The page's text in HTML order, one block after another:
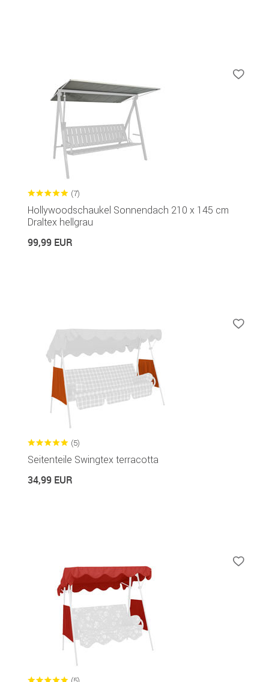
(7)
Hollywoodschaukel Sonnendach 210 x 145 cm
Draltex hellgrau
99,99 EUR
(5)
Seitenteile Swingtex terracotta
34,99 EUR